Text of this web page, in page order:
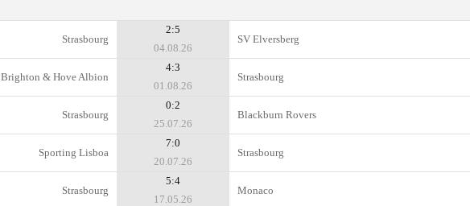
Strasbourg
2:5
04.08.26
SV Elversberg
Brighton & Hove Albion
4:3
01.08.26
Strasbourg
Strasbourg
0:2
25.07.26
Blackburn Rovers
Sporting Lisboa
7:0
20.07.26
Strasbourg
Strasbourg
5:4
17.05.26
Monaco